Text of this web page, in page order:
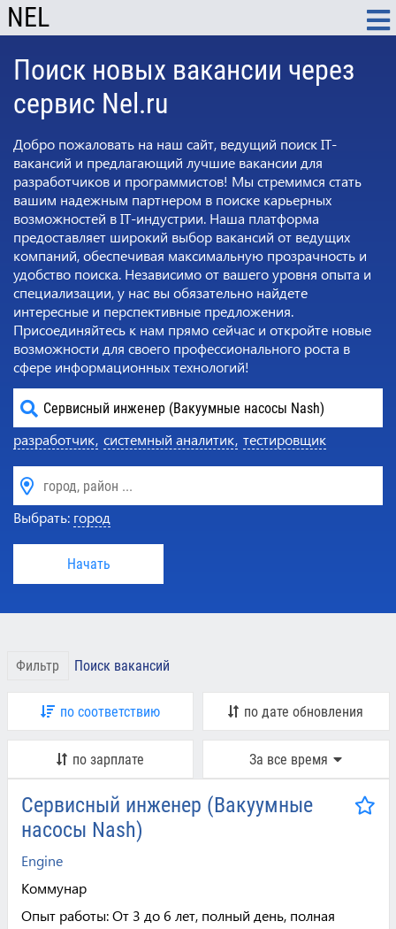
NEL
Поиск новых вакансии через
сервис Nel.ru
Добро пожаловать на наш сайт, ведущий поиск IT-
вакансий и предлагающий лучшие вакансии для
разработчиков и программистов! Мы стремимся стать
вашим надежным партнером в поиске карьерных
возможностей в IT-индустрии. Наша платформа
предоставляет широкий выбор вакансий от ведущих
компаний, обеспечивая максимальную прозрачность и
удобство поиска. Независимо от вашего уровня опыта и
специализации, у нас вы обязательно найдете
интересные и перспективные предложения.
Присоединяйтесь к нам прямо сейчас и откройте новые
возможности для своего профессионального роста в
сфере информационных технологий!
разработчик, системный аналитик, тестировщик
Выбрать: город
Начать
Фильтр Поиск вакансий
по соответствию по дате обновления
по зарплате За все время
Сервисный инженер (Вакуумные
насосы Nash)
Engine
Коммунар
Опыт работы:От 3 до 6 лет, полный день, полная